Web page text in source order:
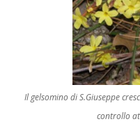
Il gelsomino di S.Giuseppe
controllo